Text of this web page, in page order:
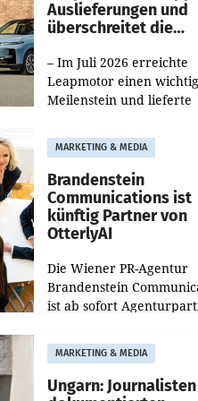
Auslieferungen und
überschreitet die
– Im Juli 2026 erreichte
Leapmotor einen
Meilenstein und lieferte
aus, womit sich das
gegenüber Juli 2025
verdoppelte (+102
MARKETING & MEDIA
Brandenstein
Communications ist
künftig Partner von
OtterlyAI
Die Wiener PR-Agentur
Brandenstein
ist ab sofort
Optimierungsplattform
OtterlyAI. Damit baut die
Agentur ihr
MARKETING & MEDIA
Ungarn: Journalisten